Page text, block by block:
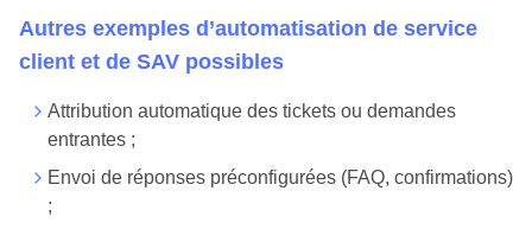
Autres exemples d’automatisation de service
client et de SAV possibles
Attribution automatique des tickets ou demandes
entrantes ;
Envoi de réponses préconfigurées (FAQ, confirmations)
;